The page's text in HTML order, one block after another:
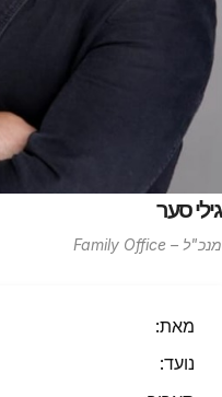
גילי סער
מנכ"ל – Family Office
מאת:
נועד: